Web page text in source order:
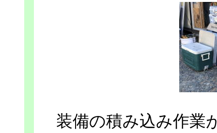
装備の積み込み作業